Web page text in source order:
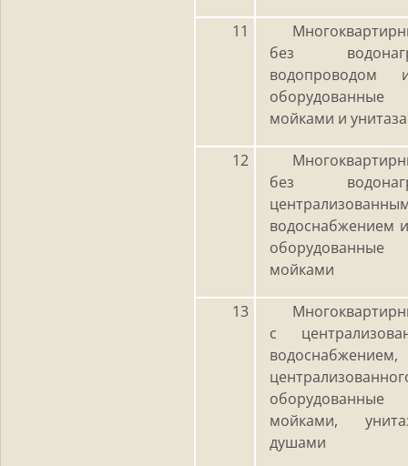
11
без
водопроводом
мойками и
12
без
водоснабжением
мойками
13
с
оборудованные
мойками,
душами